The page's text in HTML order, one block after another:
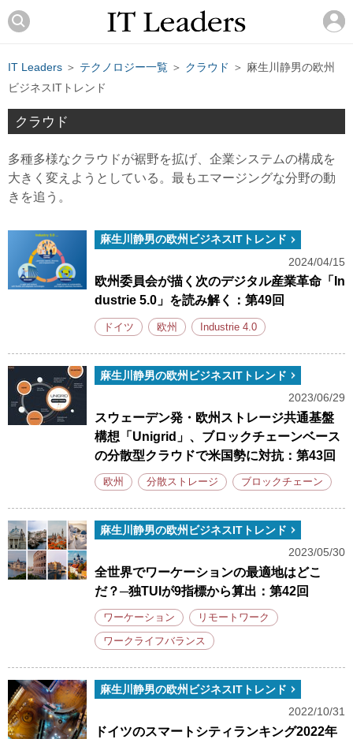
IT Leaders ＞ テクノロジー一覧 ＞ クラウド ＞ 麻生川静男の欧州
ビジネスITトレンド
クラウド
多種多様なクラウドが裾野を拡げ、企業システムの構成を
大きく変えようとしている。最もエマージングな分野の動
きを追う。
麻生川静男の欧州ビジネスITトレンド
2024/04/15
欧州委員会が描く次のデジタル産業革命「In
dustrie 5.0」を読み解く：第49回
ドイツ 欧州 Industrie 4.0
麻生川静男の欧州ビジネスITトレンド
2023/06/29
スウェーデン発・欧州ストレージ共通基盤
構想「Unigrid」、ブロックチェーンベース
の分散型クラウドで米国勢に対抗：第43回
欧州 分散ストレージ ブロックチェーン
麻生川静男の欧州ビジネスITトレンド
2023/05/30
全世界でワーケーションの最適地はどこ
だ？─独TUIが9指標から算出：第42回
ワーケーション リモートワーク
ワークライフバランス
麻生川静男の欧州ビジネスITトレンド
2022/10/31
ドイツのスマートシティランキング2022年